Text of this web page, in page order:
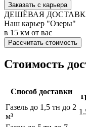
Заказать с карьера
ДЕШЁВАЯ
Наш карьер "Озеры"
в 15 км от вас
Рассчитать стоимость
Стоимость
Способ доставки
Газель до 1,5 тн до 2
м³